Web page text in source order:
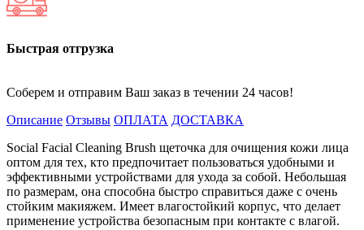
Быстрая отгрузка
Соберем и отправим Ваш заказ в течении 24 часов!
Описание Отзывы ОПЛАТА ДОСТАВКА
Social Facial Cleaning Brush щеточка для очищения кожи лица
оптом для тех, кто предпочитает пользоваться удобными и
эффективными устройствами для ухода за собой. Небольшая
по размерам, она способна быстро справиться даже с очень
стойким макияжем. Имеет влагостойкий корпус, что делает
применение устройства безопасным при контакте с влагой.